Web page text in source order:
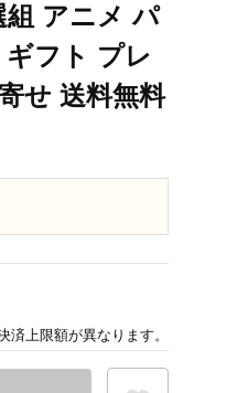
組 アニメ パ
フト プレ
せ 送料無料
済上限額が異なります。